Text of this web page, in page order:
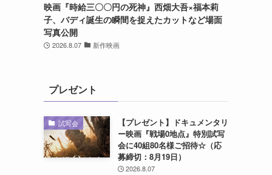
映画『時給三〇〇円の死神』西畑大吾×福本莉
子、バディ誕生の瞬間を捉えたカットなど場面
写真公開
2026.8.07 新作映画
プレゼント
試写会
【プレゼント】ドキュメンタリ
ー映画『戦場0地点』特別試写
会に40組80名様ご招待☆（応
募締切：8月19日）
2026.8.07